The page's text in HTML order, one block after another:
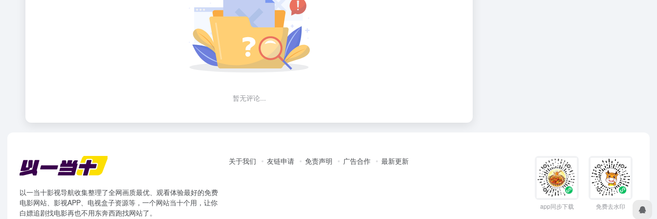
暂无评论...
以一当十影视导航收集整理了全网画质最优、观看体验最好的免费
电影网站、影视APP、电视盒子资源等，一个网站当十个用，让你
白嫖追剧找电影再也不用东奔西跑找网站了。
关于我们 友链申请 免责声明 广告合作 最新更新
app同步下载 免费去水印